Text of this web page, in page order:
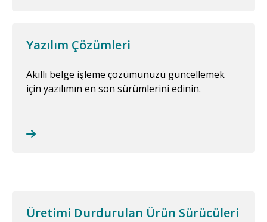
Yazılım Çözümleri
Akıllı belge işleme çözümünüzü güncellemek
için yazılımın en son sürümlerini edinin.
Üretimi Durdurulan Ürün Sürücüleri